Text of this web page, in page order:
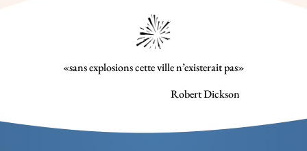
«sans explosions cette ville n’existerait pas»
Robert Dickson